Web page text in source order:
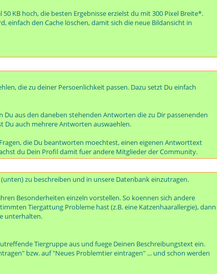
KB hoch, die besten Ergebnisse erzielst du mit 300 Pixel Breite*.
einfach den Cache löschen, damit sich die neue Bildansicht in
die zu deiner Persoenlichkeit passen. Dazu setzt Du einfach
aus den daneben stehenden Antworten die zu Dir passenenden
Du auch mehrere Antworten auswaehlen.
die Du beantworten moechtest, einen eigenen Antworttext
du Dein Profil damit fuer andere Mitglieder der Community.
zu beschreiben und in unsere Datenbank einzutragen.
Besonderheiten einzeln vorstellen. So koennen sich andere
Tiergattung Probleme hast (z.B. eine Katzenhaarallergie), dann
unterhalten.
Tiergruppe aus und fuege Deinen Beschreibungstext ein.
bzw. auf "Neues Problemtier eintragen" ... und schon werden